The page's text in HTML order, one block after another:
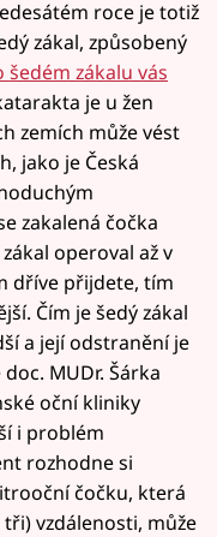
roce je totiž
zákal, způsobený
zákalu vás
je u žen
zemích může vést
jako je Česká
zakalená čočka
operoval až v
dříve přijdete, tím
Čím je šedý zákal
a její odstranění je
MUDr. Šárka
oční kliniky
i problém
rozhodne si
čočku, která
vzdálenosti, může